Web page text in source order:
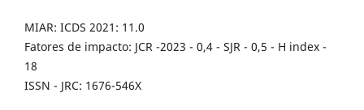
MIAR: ICDS 2021: 11.0
Fatores de impacto: JCR -2023 - 0,4 - SJR - 0,5 - H index -
18
ISSN - JRC: 1676-546X